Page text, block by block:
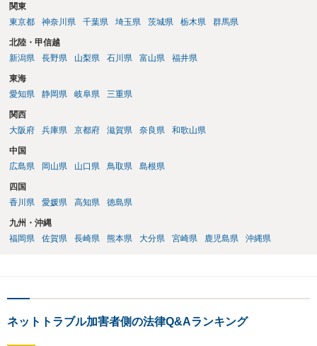
関東
東京都
神奈川県 千葉県 埼玉県 茨城県 栃木県 群馬県
北陸・甲信越
新潟県
長野県 山梨県 石川県 富山県 福井県
東海
愛知県
静岡県 岐阜県 三重県
関西
大阪府
兵庫県 京都府 滋賀県 奈良県 和歌山県
中国
広島県
岡山県 山口県 鳥取県 島根県
四国
香川県
愛媛県 高知県 徳島県
九州・沖縄
福岡県
佐賀県 長崎県 熊本県 大分県 宮崎県 鹿児島県 沖縄県
ネットトラブル加害者側の法律Q&Aランキング